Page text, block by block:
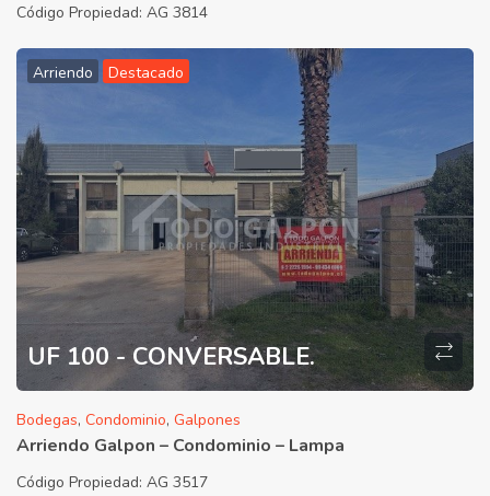
Código Propiedad: AG 3814
Arriendo Destacado
UF 100 - CONVERSABLE.
Bodegas, Condominio, Galpones
Arriendo Galpon – Condominio – Lampa
Código Propiedad: AG 3517